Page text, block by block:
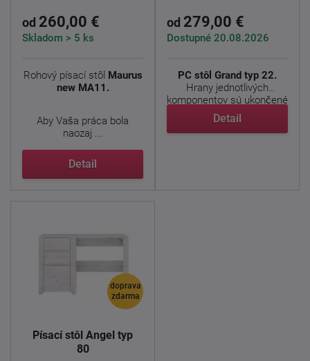
od 260,00 €
Skladom > 5 ks
Rohový písací stôl Maurus
new MA11.
Aby Vaša práca bola
naozaj ...
Detail
od 279,00 €
Dostupné 20.08.2026
PC stôl Grand typ 22.
Hrany jednotlivých
komponentov sú ukončené
...
Detail
doprava
zdarma
Písací stôl Angel typ
80